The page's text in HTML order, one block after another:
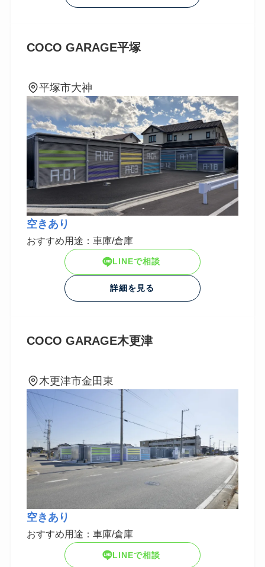
COCO GARAGE平塚
平塚市大神
空きあり
おすすめ用途：車庫/倉庫
LINEで相談
詳細を見る
COCO GARAGE木更津
木更津市金田東
空きあり
おすすめ用途：車庫/倉庫
LINEで相談